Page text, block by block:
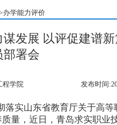
办学能力评价
谋发展 以评促建谱
部署会
程学院 发布时间
实山东省教育厅关于高等
量，近日，青岛求实职业